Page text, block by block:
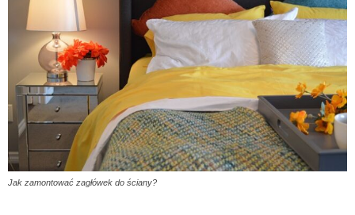
Jak zamontować zagłówek do ściany?